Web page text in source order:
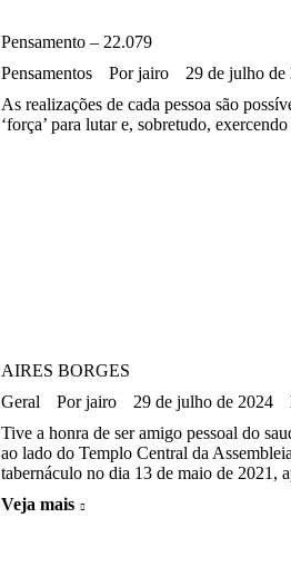
Pensamento – 22.079
Pensamentos
Porjairo 29 de julho de
As realizações de cada pessoa são
‘força’ para lutar e, sobretudo,
AIRES BORGES
Geral
Porjairo 29 de julho de 2024
Tive a honra de ser amigo pessoal do
ao lado do Templo Central da
tabernáculo no dia 13 de maio de 2021,
Veja mais